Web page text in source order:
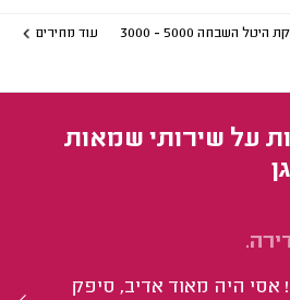
היטל השבחה 5000 - 3000
עוד מחירים
על שירותי שמאות
אסי היה מאוד אדיב, סיפק